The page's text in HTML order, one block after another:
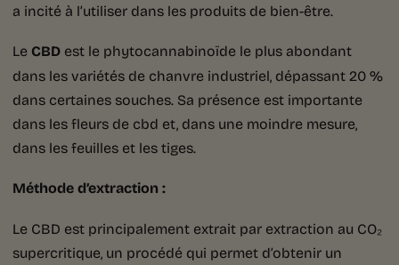
a incité à l’utiliser dans les produits de bien-être.
Le CBD est le phytocannabinoïde le plus abondant
dans les variétés de chanvre industriel, dépassant 20 %
dans certaines souches. Sa présence est importante
dans les fleurs de cbd et, dans une moindre mesure,
dans les feuilles et les tiges.
Méthode d’extraction :
Le CBD est principalement extrait par extraction au CO₂
supercritique, un procédé qui permet d’obtenir un